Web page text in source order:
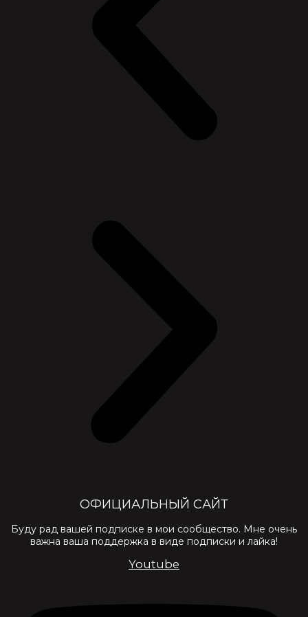
ОФИЦИАЛЬНЫЙ САЙТ
Буду рад вашей подписке в мои сообщество. Мне очень
важна ваша поддержка в виде подписки и лайка!
Youtube